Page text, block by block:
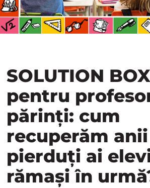
SOLUTION
pentru
părinți: cum
recuperăm anii
pierduți ai
rămași în